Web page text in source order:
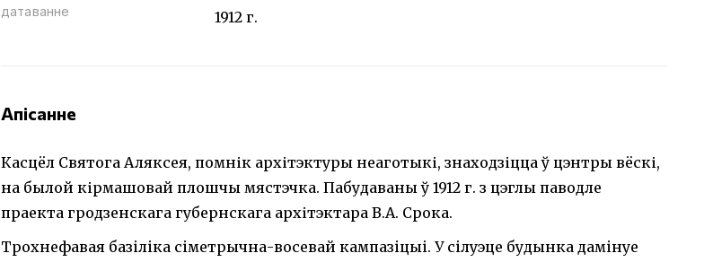
датаванне 1912 г.
Апісанне
Касцёл Святога Аляксея, помнік архітэктуры неаготыкі, знаходзіцца ў цэнтры вёскі,
на былой кірмашовай плошчы мястэчка. Пабудаваны ў 1912 г. з цэглы паводле
праекта гродзенскага губернскага архітэктара В.А. Срока.
Трохнефавая базiлiка сiметрычна-восевай кампазiцыi. У сiлуэце будынка дамiнуе